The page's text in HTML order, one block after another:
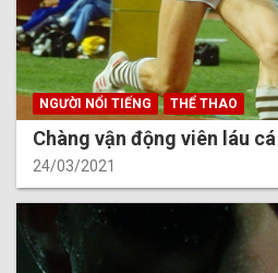
NGƯỜI NỔI TIẾNG THỂ THAO
Chàng vận động viên láu cá
24/03/2021